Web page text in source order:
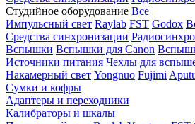
Студийное оборудование Все
Импульсный свет Raylab FST Godox
Средства синхронизации
Вспышки Вспышки для Canon
Источники питания Чехлы для
Накамерный свет Yongnuo Fujimi
Сумки и кофры
Адаптеры и переходники
Калибраторы и шкалы